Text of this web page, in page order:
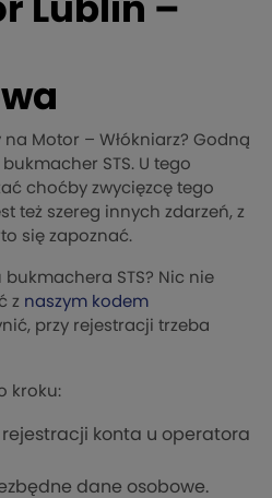
Lublin –
Motor – Włókniarz? Godną
STS. U tego
choćby zwycięzcę tego
też szereg innych zdarzeń, z
się zapoznać.
bukmachera STS? Nic nie
z naszym kodem
przy rejestracji trzeba
kroku:
rejestracji konta u operatora
dane osobowe.